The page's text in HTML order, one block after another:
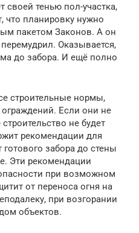
своей тенью пол-участка,
что планировку нужно
пакетом Законов. А он
Оказывается,
до забора. И ещё полно
строительные нормы,
Если они не
не будет
рекомендации для
забора до стены
Эти рекомендации
при возможном
от переноса огня на
при возгорании
объектов.